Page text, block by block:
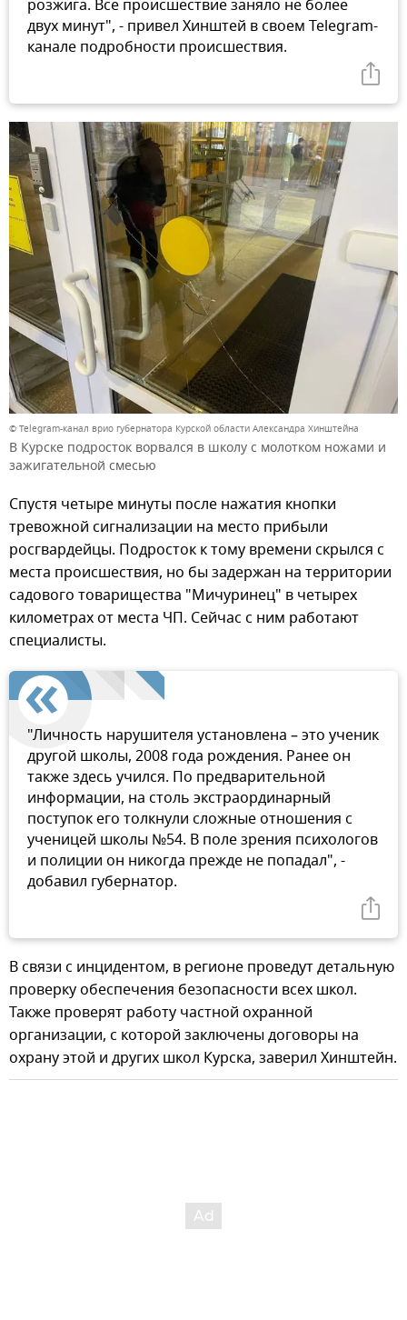
розжига. Все происшествие заняло не более
двух минут", - привел Хинштей в своем Telegram-
канале подробности происшествия.
© Telegram-канал врио губернатора Курской области Александра Хинштейна
В Курске подросток ворвался в школу с молотком ножами и
зажигательной смесью
Спустя четыре минуты после нажатия кнопки
тревожной сигнализации на место прибыли
росгвардейцы. Подросток к тому времени скрылся с
места происшествия, но бы задержан на территории
садового товарищества "Мичуринец" в четырех
километрах от места ЧП. Сейчас с ним работают
специалисты.
"Личность нарушителя установлена – это ученик
другой школы, 2008 года рождения. Ранее он
также здесь учился. По предварительной
информации, на столь экстраординарный
поступок его толкнули сложные отношения с
ученицей школы №54. В поле зрения психологов
и полиции он никогда прежде не попадал", -
добавил губернатор.
В связи с инцидентом, в регионе проведут детальную
проверку обеспечения безопасности всех школ.
Также проверят работу частной охранной
организации, с которой заключены договоры на
охрану этой и других школ Курска, заверил Хинштейн.